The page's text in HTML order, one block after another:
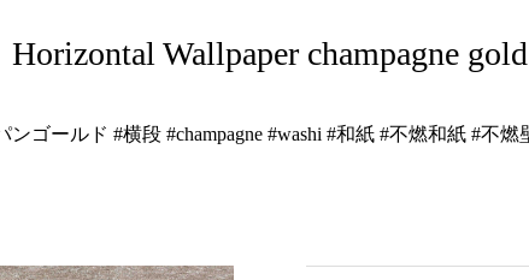
Horizontal Wallpaper champagne gold
ンゴールド #横段 #champagne #washi #和紙 #不燃和紙 #不燃